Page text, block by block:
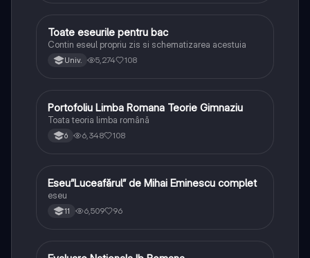
Limba și literatura română
Toate eseurile pentru bac
Contin eseul propriu zis si schematizarea acestuia
Univ. 5,274 108
Limba și literatura română
Portofoliu Limba Romana Teorie Gimnaziu
Toata teoria limba română
6 6,348 108
Limba și literatura română
Eseu”Luceafărul” de Mihai Eminescu complet
eseu
11 6,509 96